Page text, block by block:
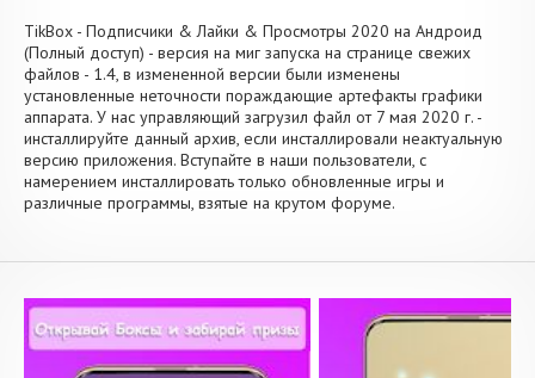
TikBox - Подписчики & Лайки & Просмотры 2020 на Андроид
(Полный доступ) - версия на миг запуска на странице свежих
файлов - 1.4, в измененной версии были изменены
установленные неточности пораждающие артефакты графики
аппарата. У нас управляющий загрузил файл от 7 мая 2020 г. -
инсталлируйте данный архив, если инсталлировали неактуальную
версию приложения. Вступайте в наши пользователи, с
намерением инсталлировать только обновленные игры и
различные программы, взятые на крутом форуме.